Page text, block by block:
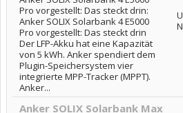
Pro vorgestellt: Das steckt drin:
Anker SOLIX Solarbank 4 E5000
Pro vorgestellt: Das steckt drin
Der LFP-Akku hat eine Kapazität
von 5 kWh. Anker spendiert dem
Plugin-Speichersystem vier
integrierte MPP-Tracker (MPPT).
Anker...
Anker SOLIX Solarbank Max